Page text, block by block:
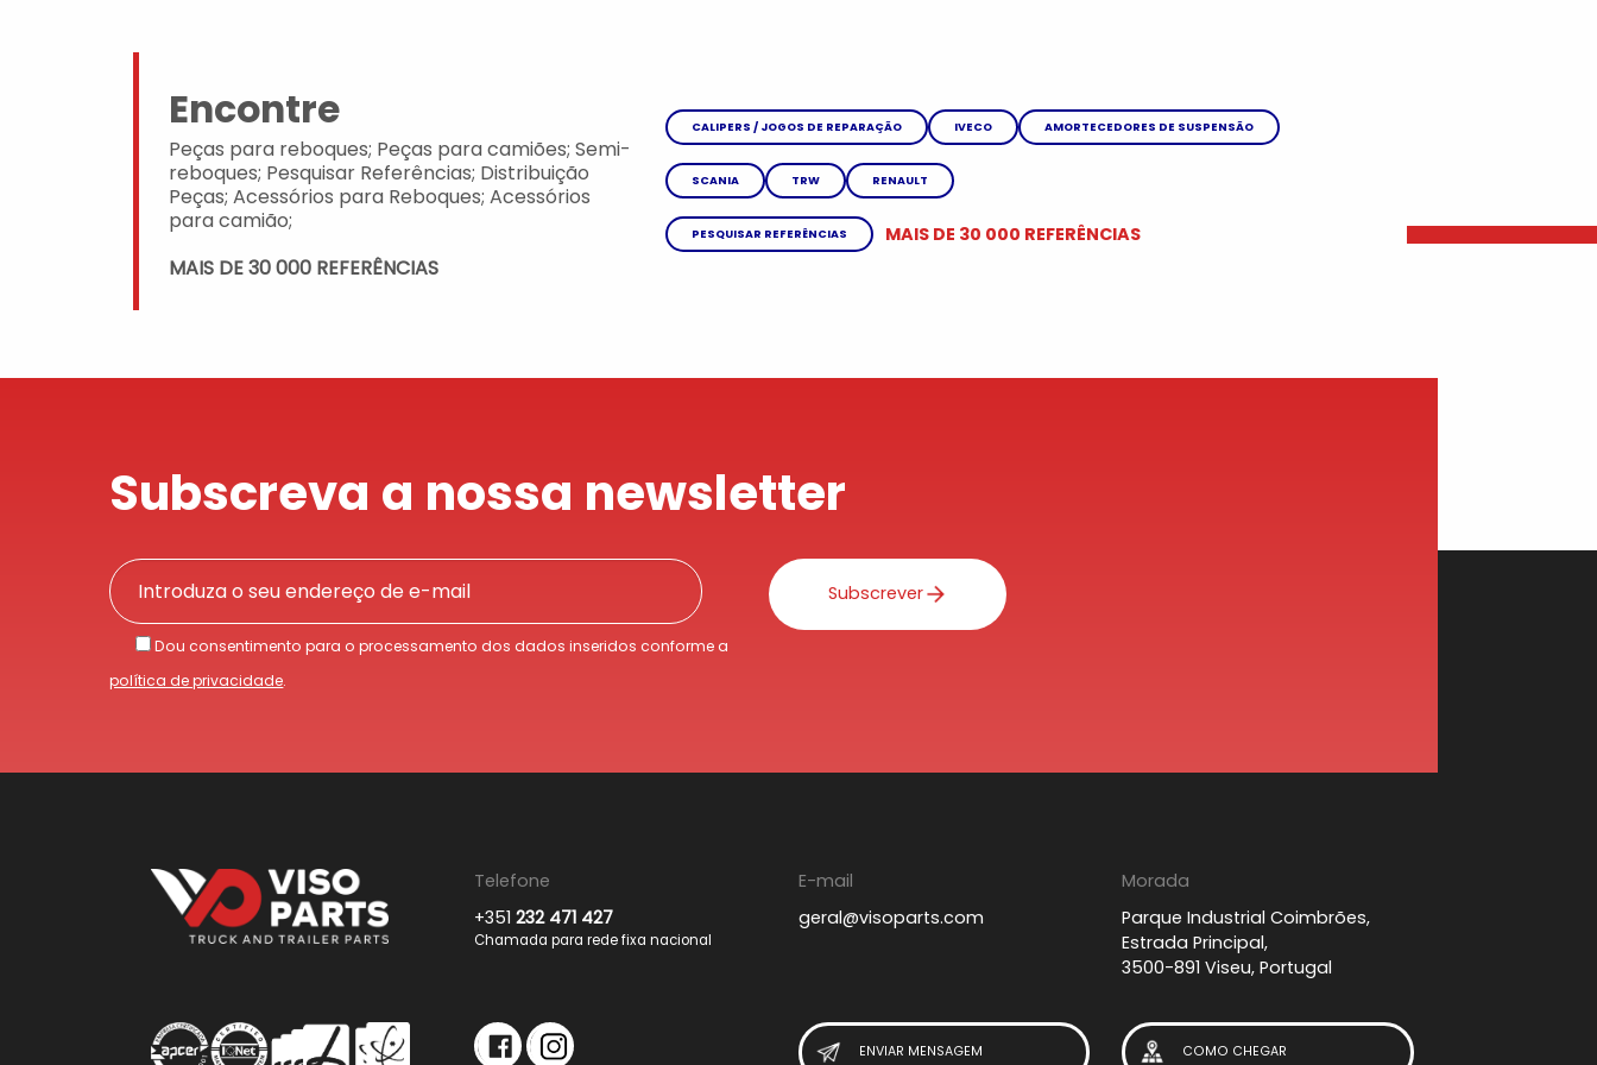
Encontre
Peças para reboques; Peças para camiões; Semi-
reboques; Pesquisar Referências; Distribuição
Peças; Acessórios para Reboques; Acessórios
para camião;
MAIS DE 30 000 REFERÊNCIAS
CALIPERS / JOGOS DE REPARAÇÃO IVECO AMORTECEDORES DE SUSPENSÃO
SCANIA TRW RENAULT
PESQUISAR REFERÊNCIAS MAIS DE 30 000 REFERÊNCIAS
Subscreva a nossa newsletter
Dou consentimento para o processamento dos dados inseridos conforme a
política de privacidade.
Subscrever
Telefone
+351232 471 427
Chamada para rede fixa nacional
E-mail
geral@visoparts.com
Morada
Parque Industrial Coimbrões,
Estrada Principal,
3500-891 Viseu, Portugal
ENVIAR MENSAGEM COMO CHEGAR